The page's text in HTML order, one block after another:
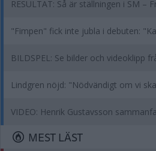
RESULTAT: Så är ställningen i SM –
"Fimpen" fick inte jubla i debuten:
BILDSPEL: Se bilder och videoklipp
Lindgren nöjd: "Nödvändigt om vi
VIDEO: Henrik Gustavsson
MEST LÄST